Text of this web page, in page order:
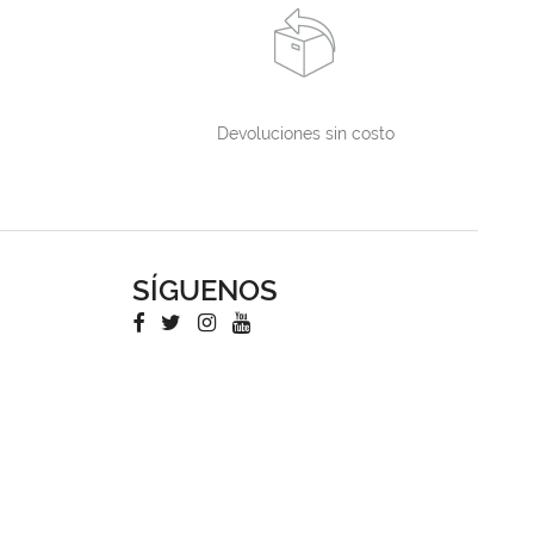
Devoluciones sin costo
SÍGUENOS